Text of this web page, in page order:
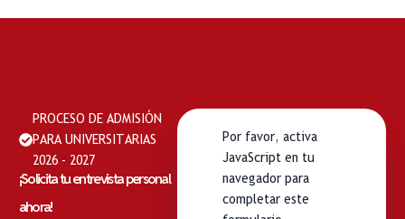
PROCESO DE ADMISIÓN
PARA UNIVERSITARIAS
2026 - 2027
¡Solicita tu entrevista personal
ahora!
Por favor, activa
JavaScript en tu
navegador para
completar este